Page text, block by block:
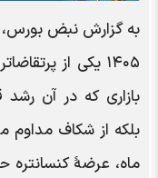
به گزارش نبض بورس،
۱۴۰۵ یکی از
بازاری که در آن
بلکه از شکاف مداوم